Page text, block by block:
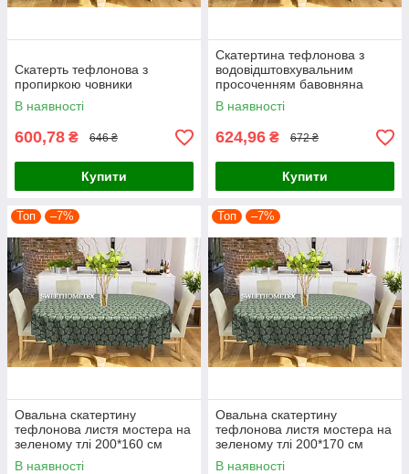
Скатерть тефлонова з
пропиркою човники
В наявності
600,78 ₴ 646 ₴
Купити
Скатертина тефлонова з
водовідштовхувальним
просоченням бавовняна
корона даммаск вензелі
бордо
В наявності
624,96 ₴ 672 ₴
Купити
Топ –7%
Овальна скатертину
тефлонова листя мостера на
зеленому тлі 200*160 см
В наявності
Топ –7%
Овальна скатертину
тефлонова листя мостера на
зеленому тлі 200*170 см
В наявності